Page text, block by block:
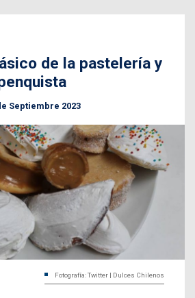
de la pastelería y
Septiembre 2023
Fotografía: Twitter | Dulces Chilenos